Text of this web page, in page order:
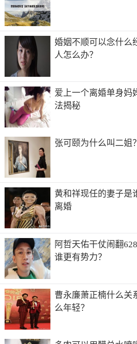
岁月静好一切如初的文案短句【篇
烈烈，还是岁月静好。我能想到最
慢慢变老； 陪孩子游泳阅读，周末
对人生最简单的愿望，无非是父母
稳，岁月静好，平平安安过好每一
好，你还不来，我怎敢老，时光荏
在，什么都好。
婚姻不顺可以念什么
人怎么办？
爱上一个离婚单身妈
法揭秘
张可颐为什么叫二姐
黄和祥现任的妻子是
离婚
阿哲天佑干仗闹翻
谁更有势力？
曹永廉萧正楠什么关
么年轻？